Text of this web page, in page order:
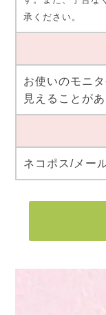
承ください。
お使いのモニ
見えることが
ネコポス/メー